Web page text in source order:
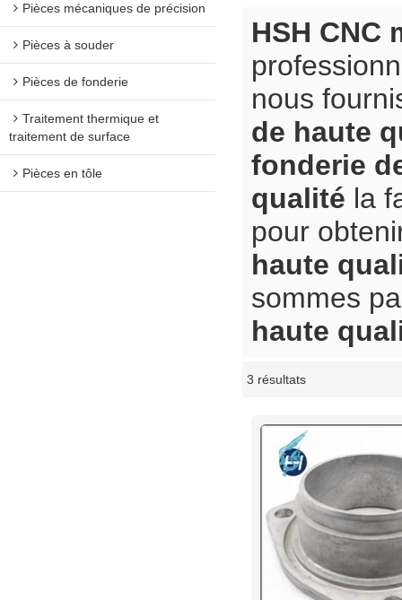
Pièces mécaniques de précision
Pièces à souder
Pièces de fonderie
Traitement thermique et
traitement de surface
Pièces en tôle
HSH CNC
nous
de haute
fonderie
qualité la
pour
haute
sommes
haute
3 résultats